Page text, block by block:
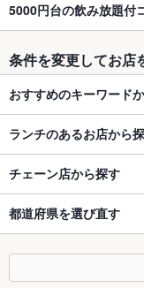
5000円台の飲み放題付
条件を変更してお店
おすすめのキーワード
ランチのあるお店から
チェーン店から探す
都道府県を選び直す